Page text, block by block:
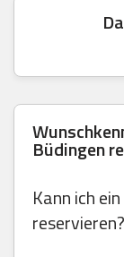
Büdingen
Kann ich
reservieren?